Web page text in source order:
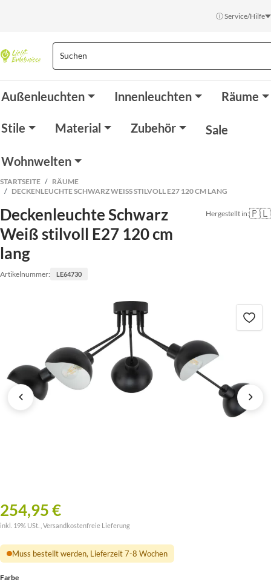
ⓘ Service/Hilfe
Außenleuchten Innenleuchten Räume
Stile Material Zubehör Sale
Wohnwelten
STARTSEITE
RÄUME
DECKENLEUCHTE SCHWARZ WEISS STILVOLL E27 120 CM LANG
Deckenleuchte Schwarz
Weiß stilvoll E27 120 cm
lang
Artikelnummer: LE64730
Hergestellt in:🇵🇱
254,95 €
inkl. 19% USt. , Versandkostenfreie Lieferung
Muss bestellt werden, Lieferzeit 7-8 Wochen
Farbe